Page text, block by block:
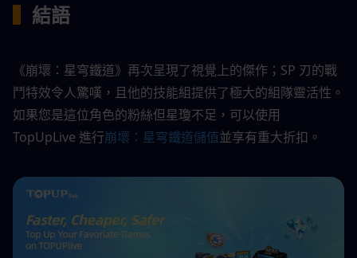
結語
《崩壞：星穹鐵道》再次呈現了視覺上的傑作；SP 刃的戰
鬥特效令人驚嘆，且他的技能組提供了極大的組隊靈活性。
如果您是這位角色的粉絲但星瓊不足，可以使用
TopUpLive 進行崩壞：星穹鐵道儲值並享有重大折扣。